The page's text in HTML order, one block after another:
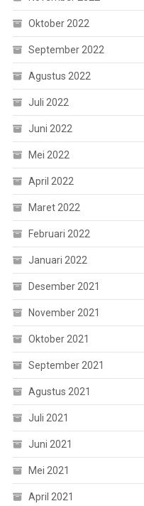
Oktober 2022
September 2022
Agustus 2022
Juli 2022
Juni 2022
Mei 2022
April 2022
Maret 2022
Februari 2022
Januari 2022
Desember 2021
November 2021
Oktober 2021
September 2021
Agustus 2021
Juli 2021
Juni 2021
Mei 2021
April 2021